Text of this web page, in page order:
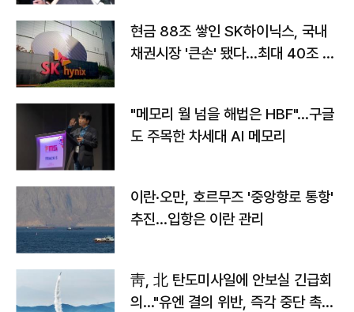
현금 88조 쌓인 SK하이닉스, 국내
채권시장 '큰손' 됐다…최대 40조 투
"메모리 월 넘을 해법은 HBF"…구글
도 주목한 차세대 AI 메모리
이란·오만, 호르무즈 '중앙항로 통항'
추진…입항은 이란 관리
靑, 北 탄도미사일에 안보실 긴급회
의…"유엔 결의 위반, 즉각 중단 촉